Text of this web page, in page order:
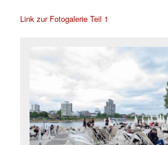
Link zur Fotogalerie Teil 1